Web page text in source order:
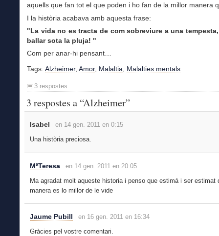
aquells que fan tot el que poden i ho fan de la millor manera
I la història acabava amb aquesta frase:
"La vida no es tracta de com sobreviure a una
ballar sota la pluja! "
Com per anar-hi pensant…
Tags: Alzheimer, Amor, Malaltia Malalties mentals
3 respostes
3 respostes a “Alzheimer”
Isabel
en 14 gen. 2011 en 0:15
Una història preciosa.
MªTeresa
en 14 gen. 2011 en 20:05
Ma agradat molt aqueste historia i penso que estimá i ser estimat
manera es lo millor de le vide
Jaume Pubill
en 16 gen. 2011 en 16:34
Gràcies pel vostre comentari.